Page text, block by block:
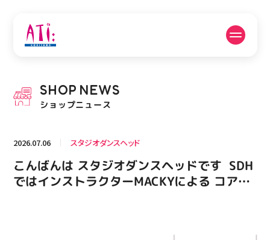
PICK UP NEWS
ピックアップニュース
フロアガイド 営業時間
SHOP NEWS
ショップニュース
2026.07.06 スタジオダンスヘッド
こんばんは スタジオダンスヘッドです️ ⁡ SDH
ではインストラクターMACKYによる コアフ